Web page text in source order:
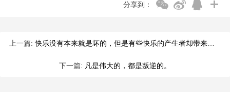
分享到：
上一篇:快乐没有本来就是坏的，但是有些快乐的产生者却带来了比快乐大许
下一篇: 凡是伟大的，都是叛逆的。